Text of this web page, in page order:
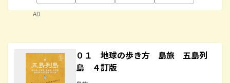
AD
０１ 地球の歩き方 島旅 五島列
島 ４訂版